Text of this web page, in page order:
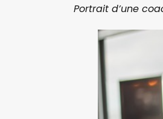
Portrait d’une